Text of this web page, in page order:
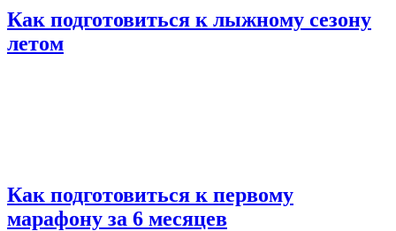
Как подготовиться к лыжному сезону
летом
Как подготовиться к первому
марафону за 6 месяцев